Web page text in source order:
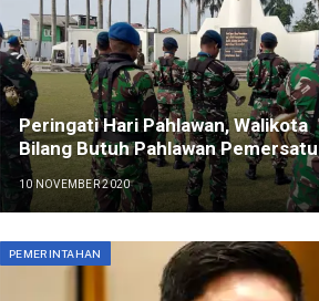
Peringati Hari Pahlawan, Walikota
Bilang Butuh Pahlawan Pemersatu
10 NOVEMBER 2020
PEMERINTAHAN